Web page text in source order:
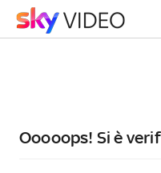
Ooooops! Si è